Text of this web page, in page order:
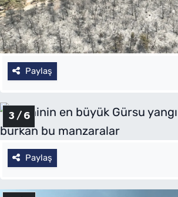
Paylaş
3 / 6
Paylaş